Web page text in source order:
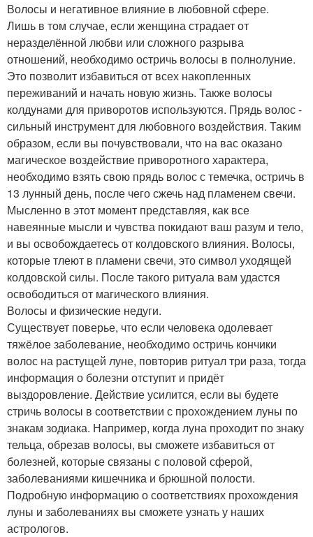
Волосы и негативное влияние в любовной сфере.
Лишь в том случае, если женщина страдает от
неразделённой любви или сложного разрыва
отношений, необходимо остричь волосы в полнолуние.
Это позволит избавиться от всех накопленных
переживаний и начать новую жизнь. Также волосы
колдунами для приворотов используются. Прядь волос -
сильный инструмент для любовного воздействия. Таким
образом, если вы почувствовали, что на вас оказано
магическое воздействие приворотного характера,
необходимо взять свою прядь волос с темечка, остричь в
13 лунный день, после чего сжечь над пламенем свечи.
Мысленно в этот момент представляя, как все
навеянные мысли и чувства покидают ваш разум и тело,
и вы освобождаетесь от колдовского влияния. Волосы,
которые тлеют в пламени свечи, это символ уходящей
колдовской силы. После такого ритуала вам удастся
освободиться от магического влияния.
Волосы и физические недуги.
Существует поверье, что если человека одолевает
тяжёлое заболевание, необходимо остричь кончики
волос на растущей луне, повторив ритуал три раза, тогда
информация о болезни отступит и придёт
выздоровление. Действие усилится, если вы будете
стричь волосы в соответствии с прохождением луны по
знакам зодиака. Например, когда луна проходит по знаку
тельца, обрезав волосы, вы сможете избавиться от
болезней, которые связаны с половой сферой,
заболеваниями кишечника и брюшной полости.
Подробную информацию о соответствиях прохождения
луны и заболеваниях вы сможете узнать у наших
астрологов.